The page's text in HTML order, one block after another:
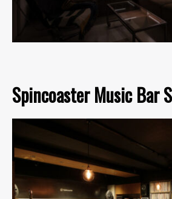
Spincoaster Music Bar